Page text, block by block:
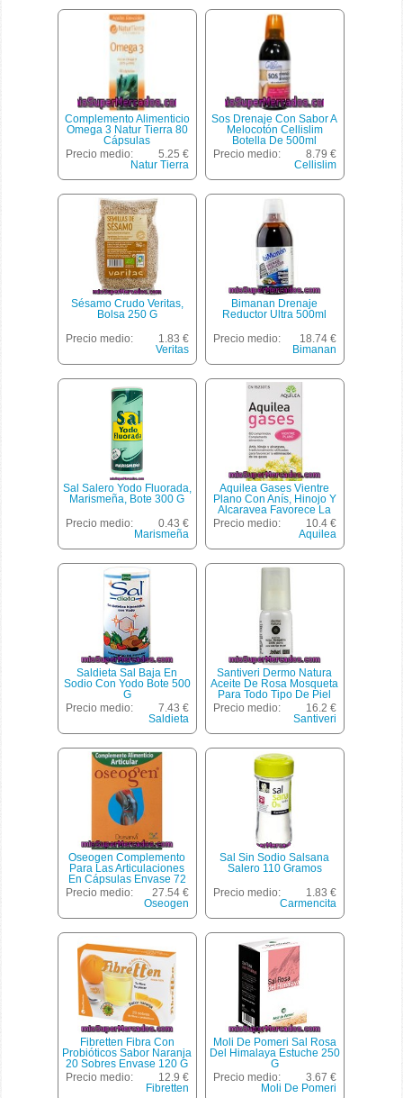
Complemento Alimenticio
Omega 3 Natur Tierra 80
Cápsulas
Precio medio:
5.25 €
Natur Tierra
Sos Drenaje Con Sabor A
Melocotón Cellislim
Botella De 500ml
Precio medio:
8.79 €
Cellislim
Sésamo Crudo Veritas,
Bolsa 250 G
Precio medio:
1.83 €
Veritas
Bimanan Drenaje
Reductor Ultra 500ml
Precio medio:
18.74 €
Bimanan
Sal Salero Yodo Fluorada,
Marismeña, Bote 300 G
Precio medio:
0.43 €
Marismeña
Aquilea Gases Vientre
Plano Con Anís, Hinojo Y
Alcaravea Favorece La
Eliminación De Los Gases
Caja 60 Comprimidos
Precio medio:
10.4 €
Aquilea
Saldieta Sal Baja En
Sodio Con Yodo Bote 500
G
Precio medio:
7.43 €
Saldieta
Santiveri Dermo Natura
Aceite De Rosa Mosqueta
Para Todo Tipo De Piel
Envase 30 Ml
Precio medio:
16.2 €
Santiveri
Oseogen Complemento
Para Las Articulaciones
En Cápsulas Envase 72
Unidades
Precio medio:
27.54 €
Oseogen
Sal Sin Sodio Salsana
Salero 110 Gramos
Precio medio:
1.83 €
Carmencita
Fibretten Fibra Con
Probióticos Sabor Naranja
20 Sobres Envase 120 G
Precio medio:
12.9 €
Fibretten
Moli De Pomeri Sal Rosa
Del Himalaya Estuche 250
G
Precio medio:
3.67 €
Moli De Pomeri